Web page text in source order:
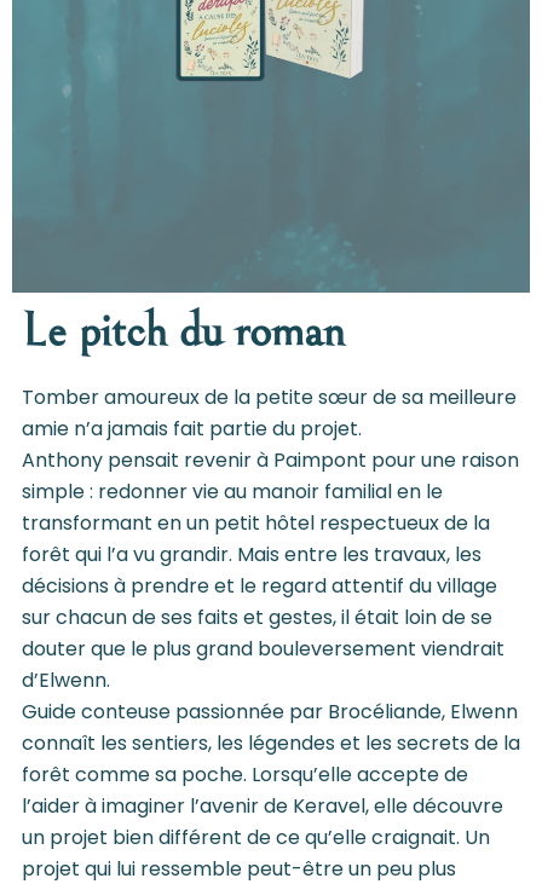
Le pitch du roman
Tomber amoureux de la petite sœur de sa meilleure
amie n’a jamais fait partie du projet.
Anthony pensait revenir à Paimpont pour une raison
simple : redonner vie au manoir familial en le
transformant en un petit hôtel respectueux de la
forêt qui l’a vu grandir. Mais entre les travaux, les
décisions à prendre et le regard attentif du village
sur chacun de ses faits et gestes, il était loin de se
douter que le plus grand bouleversement viendrait
d’Elwenn.
Guide conteuse passionnée par Brocéliande, Elwenn
connaît les sentiers, les légendes et les secrets de la
forêt comme sa poche. Lorsqu’elle accepte de
l’aider à imaginer l’avenir de Keravel, elle découvre
un projet bien différent de ce qu’elle craignait. Un
projet qui lui ressemble peut-être un peu plus